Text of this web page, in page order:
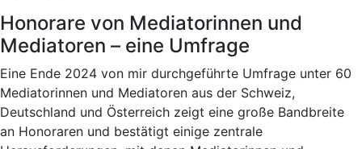
Honorare von Mediatorinnen und
Mediatoren – eine Umfrage
Eine Ende 2024 von mir durchgeführte Umfrage unter 60
Mediatorinnen und Mediatoren aus der Schweiz,
Deutschland und Österreich zeigt eine große Bandbreite
an Honoraren und bestätigt einige zentrale